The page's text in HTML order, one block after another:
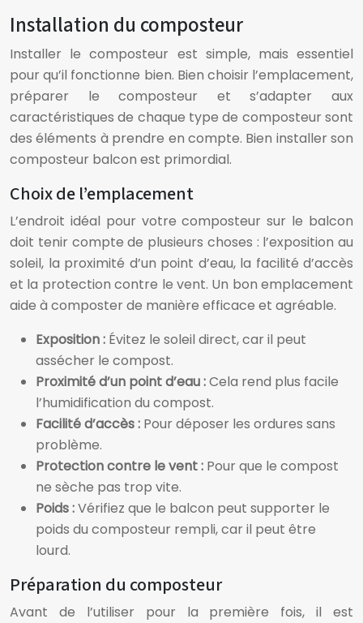
Installation du composteur
Installer le composteur est simple, mais essentiel
pour qu’il fonctionne bien. Bien choisir l’emplacement,
préparer le composteur et s’adapter aux
caractéristiques de chaque type de composteur sont
des éléments à prendre en compte. Bien installer son
composteur balcon est primordial.
Choix de l’emplacement
L’endroit idéal pour votre composteur sur le balcon
doit tenir compte de plusieurs choses : l’exposition au
soleil, la proximité d’un point d’eau, la facilité d’accès
et la protection contre le vent. Un bon emplacement
aide à composter de manière efficace et agréable.
Exposition : Évitez le soleil direct, car il peut
assécher le compost.
Proximité d’un point d’eau :Cela rend plus facile
l’humidification du compost.
Facilité d’accès : Pour déposer les ordures sans
problème.
Protection contre le vent : Pour que le compost
ne sèche pas trop vite.
Poids :Vérifiez que le balcon peut supporter le
poids du composteur rempli, car il peut être
lourd.
Préparation du composteur
Avant de l’utiliser pour la première fois, il est